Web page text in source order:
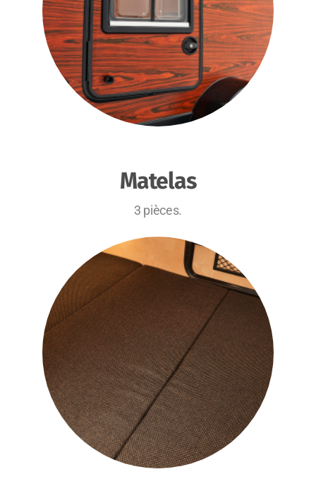
Matelas
3 pièces.